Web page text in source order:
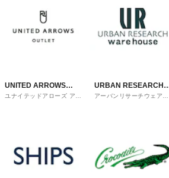
UNITED ARROWS
OUTLET
ユナイテッドアローズ アウ
URBAN RESEARCH
ware house
アーバンリサーチウェアハ